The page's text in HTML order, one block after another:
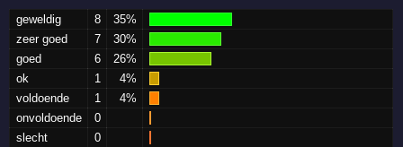
geweldig 8
35%
zeer goed
7
30%
goed
6
26%
ok
1
4%
voldoende
1
4%
onvoldoende
0
slecht
0